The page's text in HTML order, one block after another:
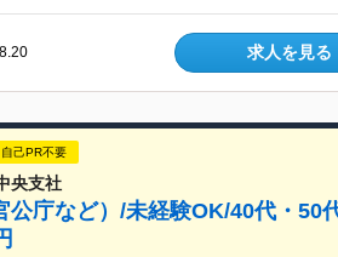
求人を見る
自己PR不要
央支社
公庁など）/未経験OK/40代・50